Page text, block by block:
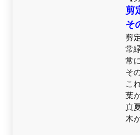
剪
そ
剪
常
常
そ
こ
葉
真
木